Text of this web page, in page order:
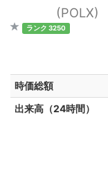
(POLX)
ランク 3250
時価総額
出来高（24時間）